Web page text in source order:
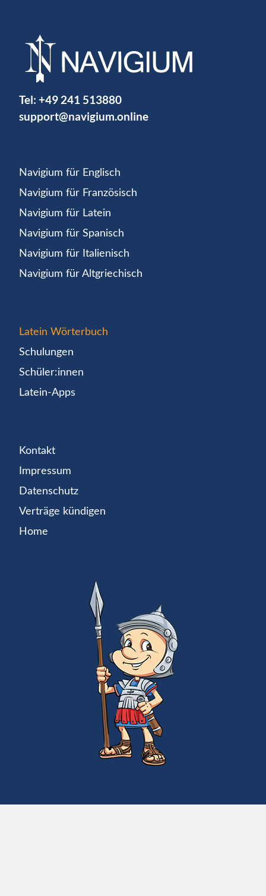
Tel: +49 241 513880
support@navigium.online
Navigium für Englisch
Navigium für Französisch
Navigium für Latein
Navigium für Spanisch
Navigium für Italienisch
Navigium für Altgriechisch
Latein Wörterbuch
Schulungen
Schüler:innen
Latein-Apps
Kontakt
Impressum
Datenschutz
Verträge kündigen
Home